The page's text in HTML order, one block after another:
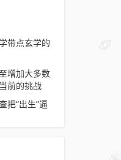
带点玄学的
增加大多数
前的挑战
把“出生”逼